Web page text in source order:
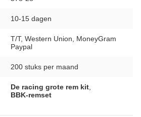
10-15 dagen
T/T, Western Union, MoneyGram
Paypal
200 stuks per maand
De racing grote rem kit
BBK-remset